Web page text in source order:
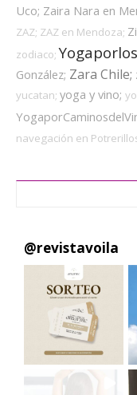
Uco; Zaira Nara en
ZAZ; ZAZ en Mendoza;
zodiaco;
González; Zara Chile;
yucatan; yoga y vino;
navegación en
@revistavoila